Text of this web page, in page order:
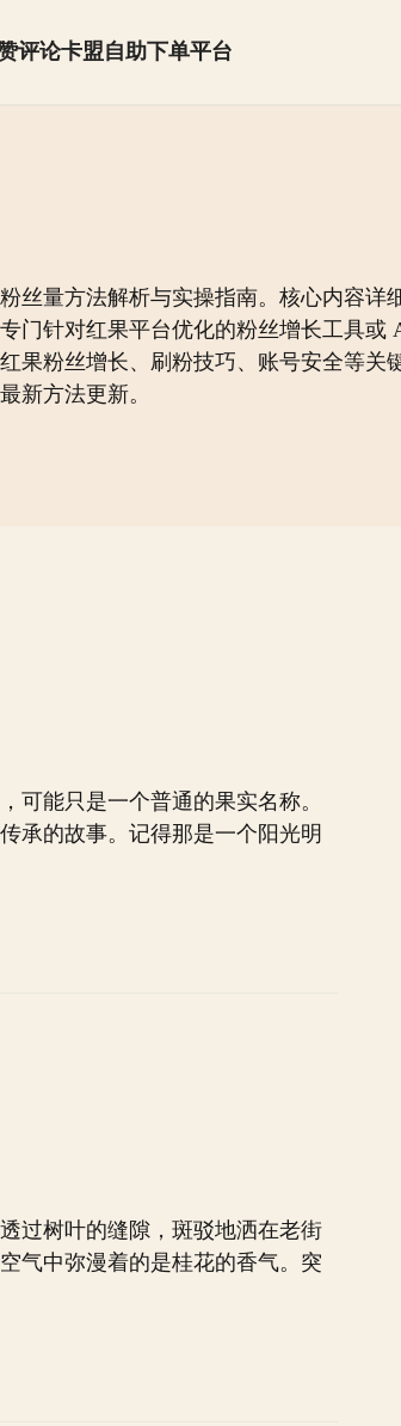
评论卡盟自助下单平台
量方法解析与实操指南。核心内容详
门针对红果平台优化的粉丝增长工具
果粉丝增长、刷粉技巧、账号安全等
新方法更新。
可能只是一个普通的果实名称。
承的故事。记得那是一个阳光明
过树叶的缝隙，斑驳地洒在老街
气中弥漫着的是桂花的香气。突